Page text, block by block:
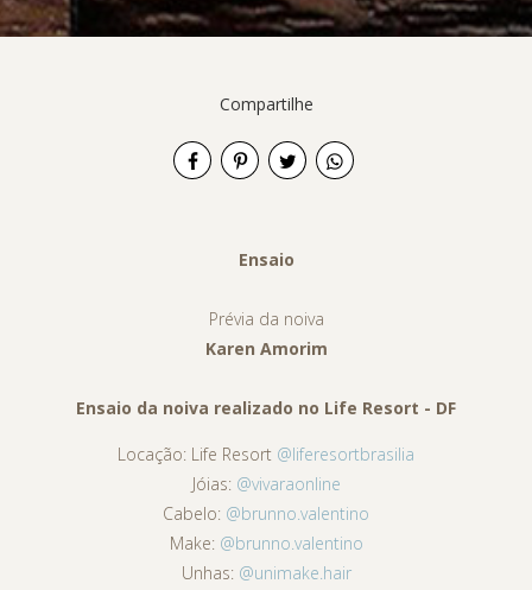
Compartilhe
Ensaio
Prévia da noiva
Karen Amorim
Ensaio da noiva realizado no Life Resort - DF
Locação: Life Resort @liferesortbrasilia
Jóias: @vivaraonline
Cabelo: @brunno.valentino
Make: @brunno.valentino
Unhas: @unimake.hair